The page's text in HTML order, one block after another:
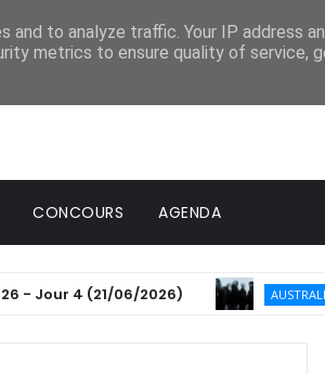
CONCOURS AGENDA
4 (21/06/2026) AUSTRALIE
to analyze traffic. Your IP address
metrics to ensure quality of service,